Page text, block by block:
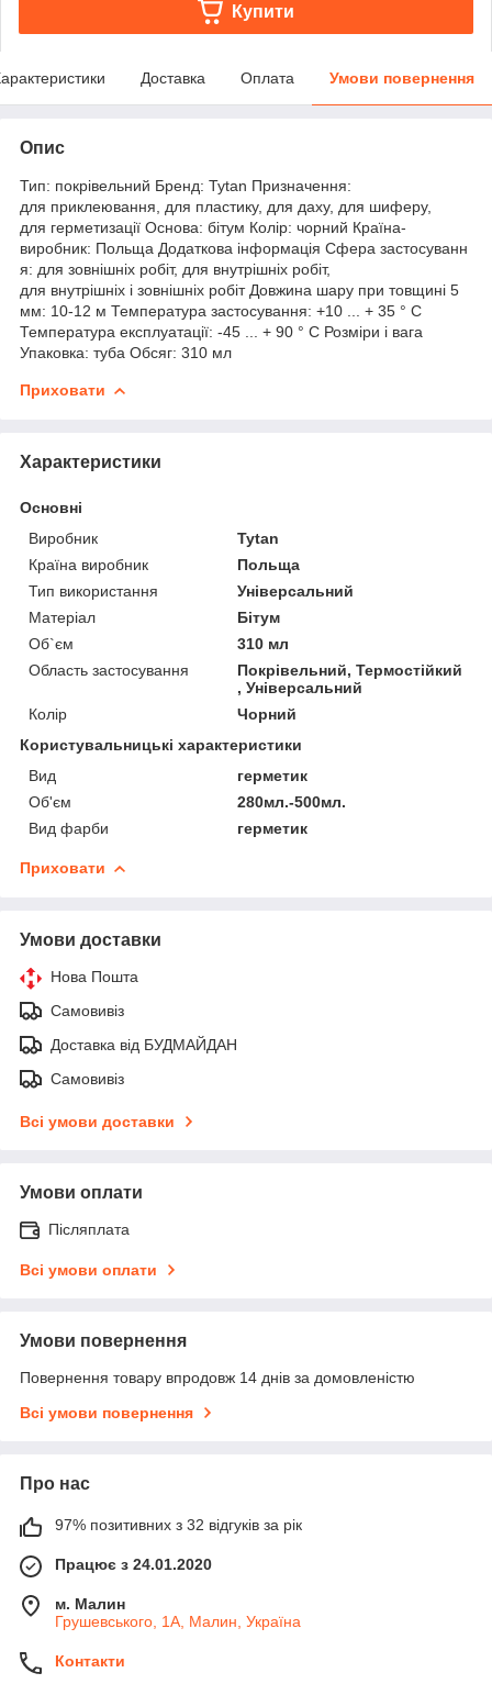
Купити
Доставка Оплата Умови повернення
Опис
Тип: покрівельний Бренд: Tytan Призначення:
для приклеювання, для пластику, для даху, для шиферу,
для герметизації Основа: бітум Колір: чорний Країна-
виробник: Польща Додаткова інформація Сфера застосуванн
я: для зовнішніх робіт, для внутрішніх робіт,
для внутрішніх і зовнішніх робіт Довжина шару при товщині 5
мм: 10-12 м Температура застосування: +10 ... + 35 ° С
Температура експлуатації: -45 ... + 90 ° C Розміри і вага
Упаковка: туба Обсяг: 310 мл
Приховати
Характеристики
Основні
Виробник
Tytan
Країна виробник
Польща
Тип використання
Універсальний
Матеріал
Бітум
Об`єм
310 мл
Область застосування
Покрівельний, Термостійкий
, Універсальний
Колір
Чорний
Користувальницькі характеристики
Вид
герметик
Об'єм
280мл.-500мл.
Вид фарби
герметик
Приховати
Умови доставки
Нова Пошта
Самовивіз
Доставка від БУДМАЙДАН
Самовивіз
Всі умови доставки
Умови оплати
Післяплата
Всі умови оплати
Умови повернення
Повернення товару впродовж 14 днів за домовленістю
Всі умови повернення
Про нас
97% позитивних з 32 відгуків за рік
Працює з 24.01.2020
м. Малин
Грушевського, 1А, Малин, Україна
Контакти